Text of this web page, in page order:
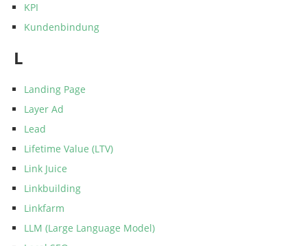
KPI
Kundenbindung
L
Landing Page
Layer Ad
Lead
Lifetime Value (LTV)
Link Juice
Linkbuilding
Linkfarm
LLM (Large Language Model)